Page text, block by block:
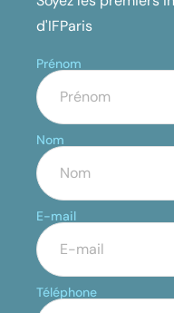
d'IFParis
Prénom
Nom
E-mail
Téléphone